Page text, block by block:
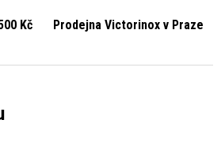
Kč Prodejna Victorinox v Praze